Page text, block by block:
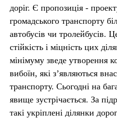
доріг. Є пропозиція -
громадського транспорту
автобусів чи тролейбусів.
стійкість і міцність цих
мінімуму зведе утворення
вибоїн, які з’являються
транспорту. Сьогодні на
явище зустрічається. За
такі укріплені ділянки